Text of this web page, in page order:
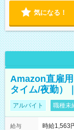
気になる！
Amazon直雇
タイム/夜勤）
アルバイト 職種未
給与
時給1,563